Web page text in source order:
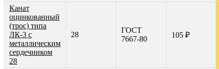
Канат
оцинкованный
(трос) типа
ЛК-3 с
металлическим
сердечником
28
28
ГОСТ
7667-80
105 ₽